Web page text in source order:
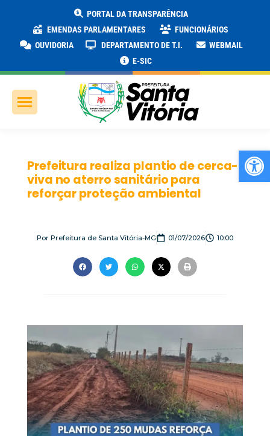
PORTAL DA TRANSPARÊNCIA
EMENDAS PARLAMENTARES
FUNCIONÁRIOS
OUVIDORIA
DEPARTAMENTO DE T.I.
WEBMAIL
E-SIC
Prefeitura realiza plantio de cerca-
viva no aterro sanitário para
reforçar proteção ambiental
Por Prefeitura de Santa Vitória-MG 01/07/2026 10:00